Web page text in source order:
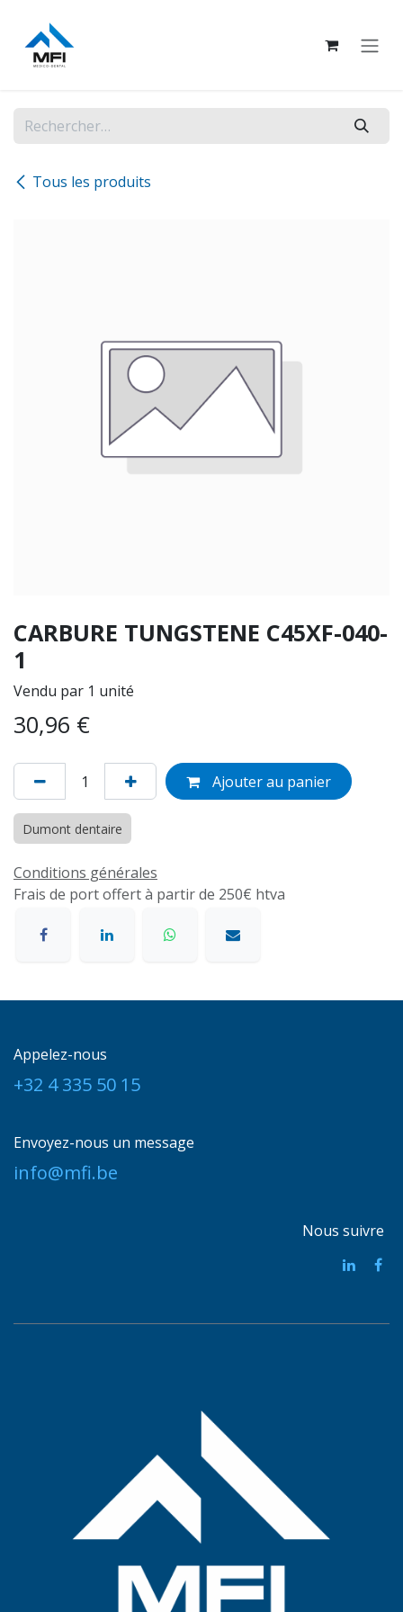
Tous les produits
CARBURE TUNGSTENE C45XF-040-
1
Vendu par 1 unité
30,96 €
Ajouter au panier
Dumont dentaire
Conditions générales
Frais de port offert à partir de 250€ htva
Appelez-nous
+32 4 335 50 15
Envoyez-nous un message
info@mfi.be
Nous suivre